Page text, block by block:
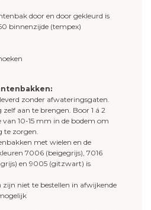
door en door gekleurd is
binnenzijde (tempex)
zonder afwateringsgaten.
aan te brengen. Boor 1 á 2
van 10-15 mm in de bodem om
te zorgen.
met wielen en de
7006 (beigegrijs), 7016
en 9005 (gitzwart) is
niet te bestellen in afwijkende